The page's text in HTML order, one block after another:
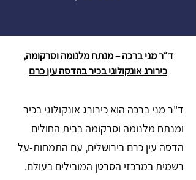
ד״ר מני ברכה – מנתח מלנומה וסרקומה,
כירורג אונקולוגי בכיר בהדסה עין כרם
ד"ר מני ברכה הוא כירורג אונקולוגי בכיר
ומנתח מלנומה וסרקומה בבית החולים
הדסה עין כרם בירושלים, עם התמחות-על
רשמית במרכזי הסרטן המובילים בעולם.